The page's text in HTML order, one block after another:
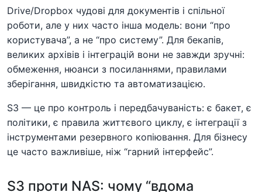
Drive/Dropbox чудові для документів і спільної
роботи, але у них часто інша модель: вони “про
користувача”, а не “про систему”. Для бекапів,
великих архівів і інтеграцій вони не завжди зручні:
обмеження, нюанси з посиланнями, правилами
зберігання, швидкістю та автоматизацією.
S3 — це про контроль і передбачуваність: є бакет, є
політики, є правила життєвого циклу, є інтеграції з
інструментами резервного копіювання. Для бізнесу
це часто важливіше, ніж “гарний інтерфейс”.
S3 проти NAS: чому “вдома